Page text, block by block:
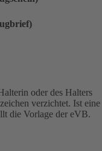
oder des Halters
verzichtet. Ist eine
die Vorlage der eVB.